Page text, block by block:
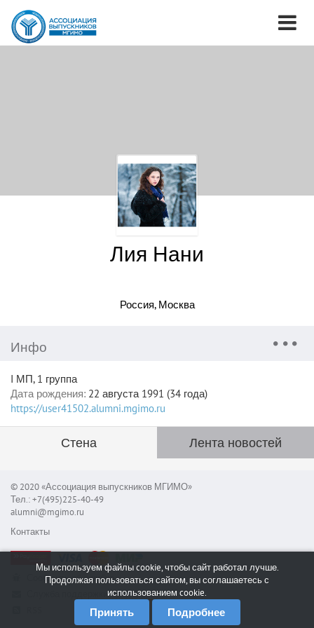
Лия Нани
Россия, Москва
Инфо
I МП, 1 группа
Дата рождения: 22 августа 1991 (34 года)
https://user41502.alumni.mgimo.ru
Стена Лента новостей
© 2020 «Ассоциация выпускников МГИМО»
Тел.: +7(495)225-40-49
alumni@mgimo.ru
Контакты
Сообщить об ошибке
Мы используем файлы cookie, чтобы сайт работал лучше.
Продолжая пользоваться сайтом, вы соглашаетесь с
использованием cookie.
Принять Подробнее